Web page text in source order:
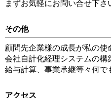
まずお気軽にお問い合せ下さ
その他
顧問先企業様の成長が私の使
会社自計化経理システムの構
給与計算、事業承継等々何で
アクセス